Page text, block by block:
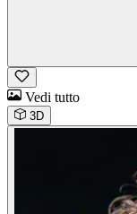
Vedi tutto
3D